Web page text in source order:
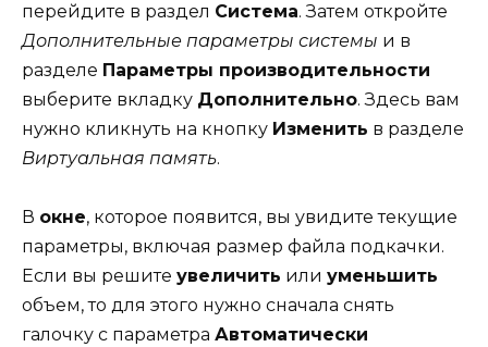
перейдите в раздел Система. Затем откройте
Дополнительные параметры системы и в
разделе Параметры производительности
выберите вкладку Дополнительно. Здесь вам
нужно кликнуть на кнопку Изменить в разделе
Виртуальная память.
В окне, которое появится, вы увидите текущие
параметры, включая размер файла подкачки.
Если вы решите увеличить или уменьшить
объем, то для этого нужно сначала снять
галочку с параметра Автоматически